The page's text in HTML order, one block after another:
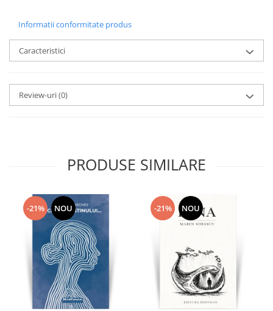
Informatii conformitate produs
Caracteristici
Review-uri(0)
PRODUSE SIMILARE
-21% NOU -21% NOU